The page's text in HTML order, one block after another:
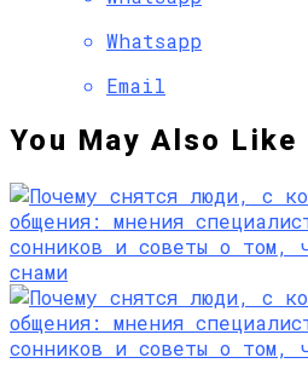
Whatsapp
Email
You May Also Like